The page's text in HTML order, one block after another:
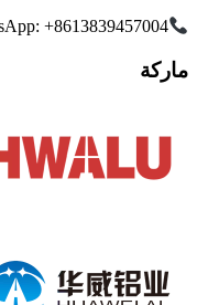
+8613839457004
ماركة